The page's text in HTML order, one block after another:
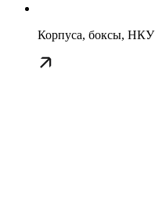
Корпуса, боксы, НКУ